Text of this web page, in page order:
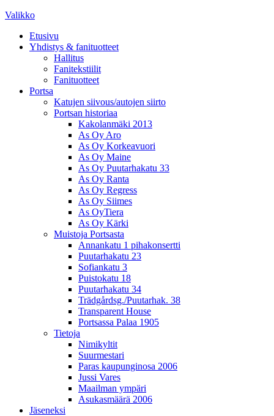
Valikko
Etusivu
Yhdistys & fanituotteet
Hallitus
Fanitekstiilit
Fanituotteet
Portsa
Katujen siivous/autojen siirto
Portsan historiaa
Kakolanmäki 2013
As Oy Aro
As Oy Korkeavuori
As Oy Maine
As Oy Puutarhakatu 33
As Oy Ranta
As Oy Regress
As Oy Siimes
As OyTiera
As Oy Kärki
Muistoja Portsasta
Annankatu 1 pihakonsertti
Puutarhakatu 23
Sofiankatu 3
Puistokatu 18
Puutarhakatu 34
Trädgårdsg./Puutarhak. 38
Transparent House
Portsassa Palaa 1905
Tietoja
Nimikyltit
Suurmestari
Paras kaupunginosa 2006
Jussi Vares
Maailman ympäri
Asukasmäärä 2006
Jäseneksi